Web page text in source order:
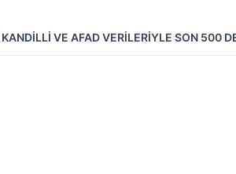
VE AFAD VERİLERİYLE SON 500